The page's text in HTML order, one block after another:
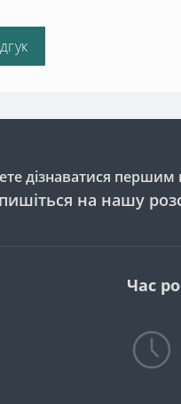
дізнаватися першим
на нашу
Час